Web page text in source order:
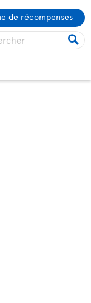
de récompenses